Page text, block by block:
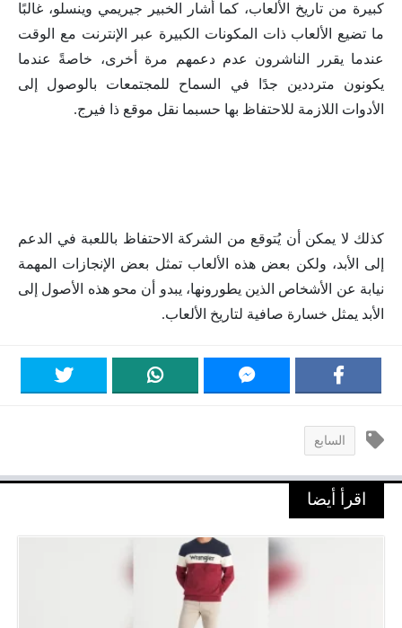
كبيرة من تاريخ الألعاب، كما أشار الخبير جيريمي وينسلو، غالبًا
ما تضيع الألعاب ذات المكونات الكبيرة عبر الإنترنت مع الوقت
عندما يقرر الناشرون عدم دعمهم مرة أخرى، خاصةً عندما
يكونون مترددين جدًا في السماح للمجتمعات بالوصول إلى
الأدوات اللازمة للاحتفاظ بها حسبما نقل موقع ذا فيرج.
كذلك لا يمكن أن يُتوقع من الشركة الاحتفاظ باللعبة في الدعم
إلى الأبد، ولكن بعض هذه الألعاب تمثل بعض الإنجازات المهمة
نيابة عن الأشخاص الذين يطورونها، يبدو أن محو هذه الأصول إلى
الأبد يمثل خسارة صافية لتاريخ الألعاب.
السابع
اقرأ أيضا